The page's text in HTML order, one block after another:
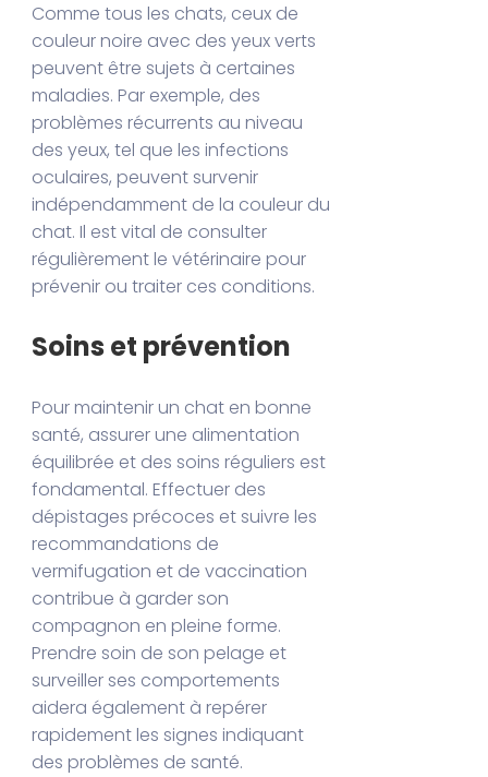
Comme tous les chats, ceux de
couleur noire avec des yeux verts
peuvent être sujets à certaines
maladies. Par exemple, des
problèmes récurrents au niveau
des yeux, tel que les infections
oculaires, peuvent survenir
indépendamment de la couleur du
chat. Il est vital de consulter
régulièrement le vétérinaire pour
prévenir ou traiter ces conditions.
Soins et prévention
Pour maintenir un chat en bonne
santé, assurer une alimentation
équilibrée et des soins réguliers est
fondamental. Effectuer des
dépistages précoces et suivre les
recommandations de
vermifugation et de vaccination
contribue à garder son
compagnon en pleine forme.
Prendre soin de son pelage et
surveiller ses comportements
aidera également à repérer
rapidement les signes indiquant
des problèmes de santé.